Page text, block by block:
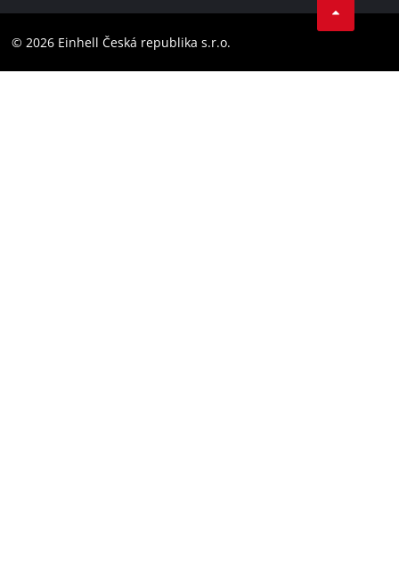
Barrierefreiheits-Erklärung
Instagram
© 2026 Einhell Česká republika s.r.o.